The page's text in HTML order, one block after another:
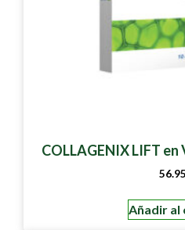
COLLAGENIX LIFT en
56.95
Añadir